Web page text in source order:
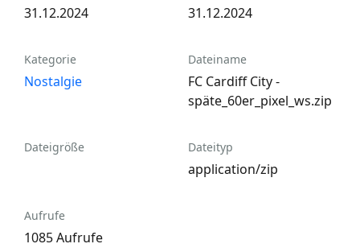
31.12.2024 31.12.2024
Kategorie
Nostalgie
Dateiname
FC Cardiff City -
späte_60er_pixel_ws.zip
Dateigröße Dateityp
application/zip
Aufrufe
1085 Aufrufe